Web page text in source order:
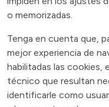
o memorizadas.
Tenga en cuenta que,
mejor experiencia de
habilitadas las cookies,
técnico que resultan
identificarle como